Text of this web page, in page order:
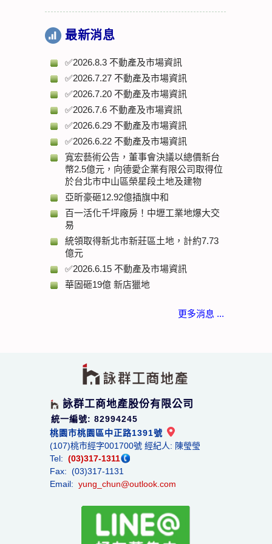
最新消息
✅2026.8.3 不動產及市場資訊
✅2026.7.27 不動產及市場資訊
✅2026.7.20 不動產及市場資訊
✅2026.7.6 不動產及市場資訊
✅2026.6.29 不動產及市場資訊
✅2026.6.22 不動產及市場資訊
寬宏藝術公告，董事會決議以總價新台
幣2.5億元，向德愛企業有限公司取得位
於台北市中山區榮星段土地及建物
亞昕豪砸12.92億插旗中和
百一活化千坪廠房！中壢工業地爆大交
易
統領取得新北市新莊區土地，計約7.73
億元
✅2026.6.15 不動產及市場資訊
華固砸19億 新店獵地
更多消息 ...
詠群工商地產股份有限公司
統一編號: 82994245
桃園市桃園區中正路1391號
(107)桃市經字001700號 經紀人: 陳瑩瑩
Tel: (03)317-1311
Fax: (03)317-1131
Email: yung_chun@outlook.com